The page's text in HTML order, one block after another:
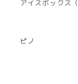
アイスボックス
ピノ